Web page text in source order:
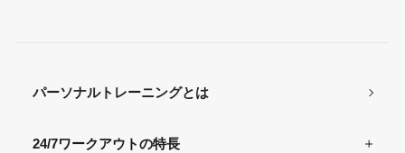
パーソナルトレーニングとは
24/7ワークアウトの特長